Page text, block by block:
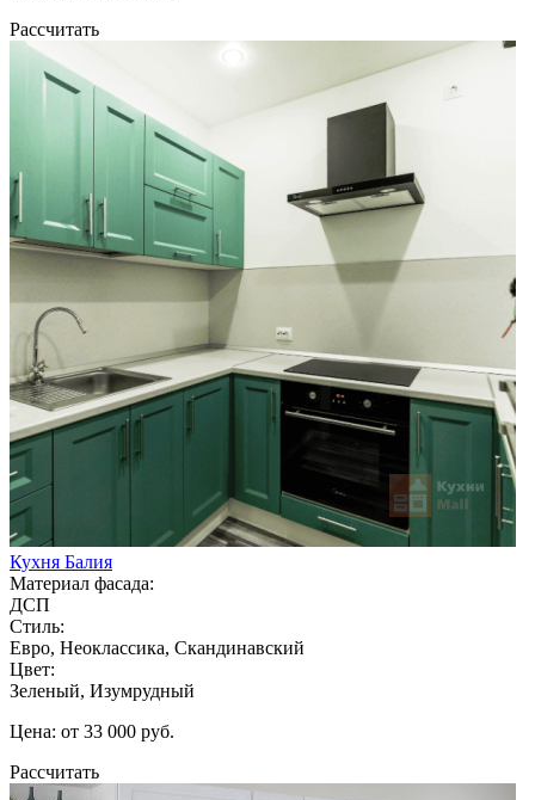
Рассчитать
Кухня Балия
Материал фасада:
ДСП
Стиль:
Евро, Неоклассика, Скандинавский
Цвет:
Зеленый, Изумрудный
Цена: от 33 000 руб.
Рассчитать